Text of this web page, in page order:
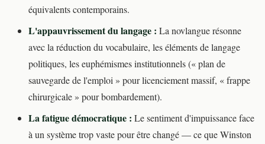
équivalents contemporains.
L'appauvrissement du langage : La novlangue résonne
avec la réduction du vocabulaire, les éléments de langage
politiques, les euphémismes institutionnels (« plan de
sauvegarde de l'emploi » pour licenciement massif, « frappe
chirurgicale » pour bombardement).
La fatigue démocratique : Le sentiment d'impuissance face
à un système trop vaste pour être changé — ce que Winston